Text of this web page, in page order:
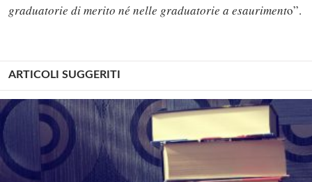
graduatorie di merito né nelle graduatorie a esaurimento”.
ARTICOLI SUGGERITI